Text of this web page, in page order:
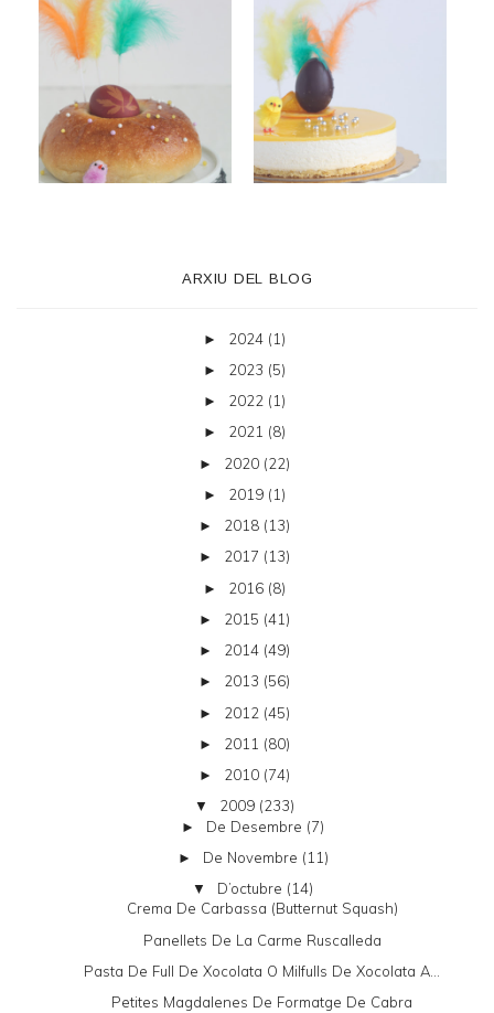
ARXIU DEL BLOG
► 2024 (1)
► 2023 (5)
► 2022 (1)
► 2021 (8)
► 2020 (22)
► 2019 (1)
► 2018 (13)
► 2017 (13)
► 2016 (8)
► 2015 (41)
► 2014 (49)
► 2013 (56)
► 2012 (45)
► 2011 (80)
► 2010 (74)
▼ 2009 (233)
► De Desembre (7)
► De Novembre (11)
▼ D’octubre (14)
Crema De Carbassa (butternut Squash)
Panellets De La Carme Ruscalleda
Pasta De Full De Xocolata O Milfulls De Xocolata A...
Petites Magdalenes De Formatge De Cabra